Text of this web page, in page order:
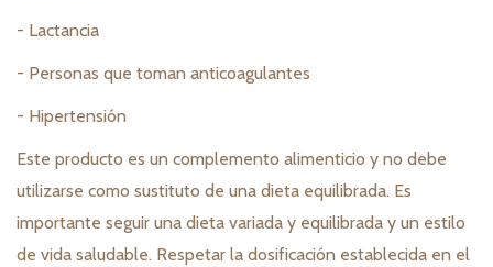
- Lactancia
- Personas que toman anticoagulantes
- Hipertensión
Este producto es un complemento alimenticio y no debe
utilizarse como sustituto de una dieta equilibrada. Es
importante seguir una dieta variada y equilibrada y un estilo
de vida saludable. Respetar la dosificación establecida en el